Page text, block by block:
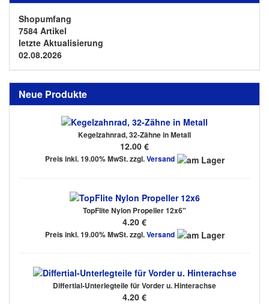
Shopumfang
7584 Artikel
letzte Aktualisierung
02.08.2026
Neue Produkte
Kegelzahnrad, 32-Zähne in Metall
12.00 €
Preis inkl. 19.00% MwSt. zzgl.Versand
TopFlite Nylon Propeller 12x6"
4.20 €
Preis inkl. 19.00% MwSt. zzgl.Versand
Differtial-Unterlegteile für Vorder u. Hinterachse
4.20 €